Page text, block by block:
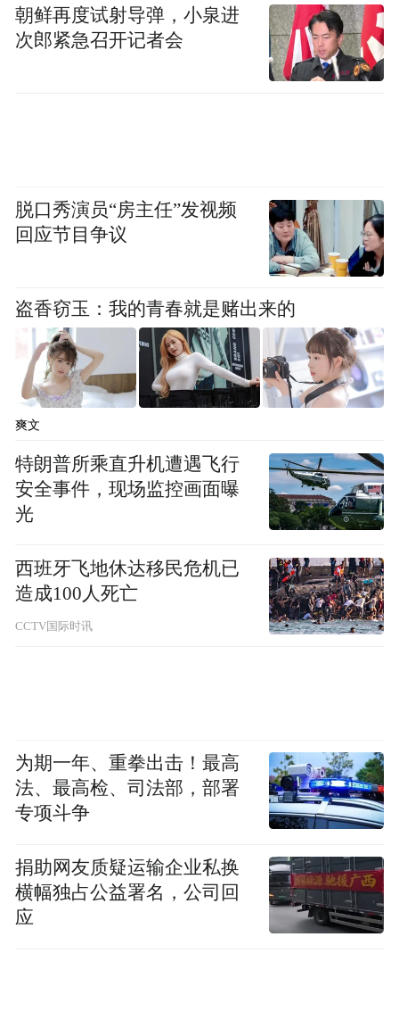
间的项目费用明细，确保参保人员出院后48
小时内完成全部费用上传。要按规定收取病
种临床路径范围内的中医特色治疗项目、辅
占用床位、需要护理人员观察护理的，按不
高于对应床位费、护理费标准收取；不得收
取与中医治疗无关的其他费用。纳入中医优
势病种日间病房治疗的病例，“中治率”应达
到50%及以上(不含中药配方颗粒)。
文／江南都市报全媒体记者章娜 实习生姚君
佐
朝鲜再度试射导弹，小泉进
次郎紧急召开记者会
脱口秀演员“房主任”发视频
回应节目争议
盗香窃玉：我的青春就是赌出来的
爽文
特朗普所乘直升机遭遇飞行
安全事件，现场监控画面曝
光
西班牙飞地休达移民危机已
造成100人死亡
CCTV国际时讯
为期一年、重拳出击！最高
法、最高检、司法部，部署
专项斗争
捐助网友质疑运输企业私换
横幅独占公益署名，公司回
应